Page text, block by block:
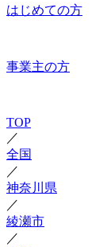
はじめての方
事業主の方
TOP
／
全国
／
神奈川県
／
綾瀬市
／